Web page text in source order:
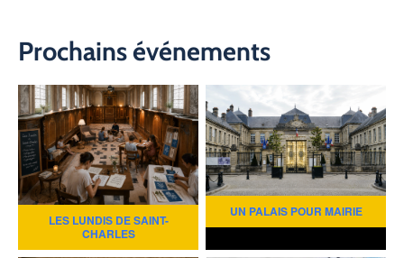
Prochains événements
LES LUNDIS DE SAINT-
CHARLES
UN PALAIS POUR MAIRIE